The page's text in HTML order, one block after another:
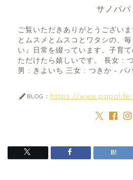
サノパパ
ご覧いただきありがとうござい
とムスメとムスコとワタシの、
い』日常を綴っています。子育
ただけたら嬉しいです。 長女 :
男 : きよいち 三女 : つきか - パ
BLOG： https://